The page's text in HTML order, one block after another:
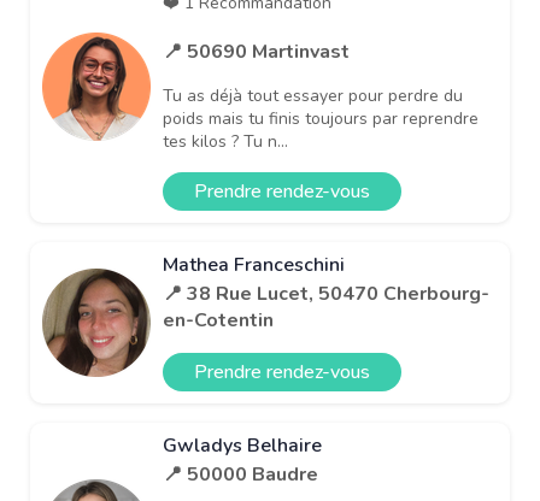
📍 50690 Martinvast
Tu as déjà tout essayer pour perdre du
poids mais tu finis toujours par reprendre
tes kilos ? Tu n...
Prendre rendez-vous
Mathea Franceschini
📍 38 Rue Lucet, 50470 Cherbourg-
en-Cotentin
Prendre rendez-vous
Gwladys Belhaire
📍 50000 Baudre